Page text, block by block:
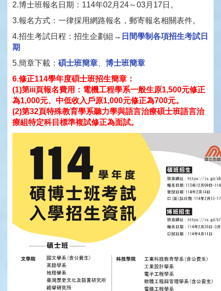
2.博士班報名日期：114年02月24～03月17日。
3.報名方式：一律採用網路報名，郵寄報名相關表件。
4.招生考試日程：招生企劃組→ 日間學制各項招生考試日
期
5.簡章下載： 碩士班簡章
博士班簡章
6.修正114學年度碩士班招生簡章：
(1)第iii頁報名費用：電機工程學系一般生原1,500元修正
為1,000元、中低收入戶原1,000元修正為700元。
(2)第32頁特殊教育學系聽力學與語言治療碩士班語言治
療組特定科目標準複試修正為面試。